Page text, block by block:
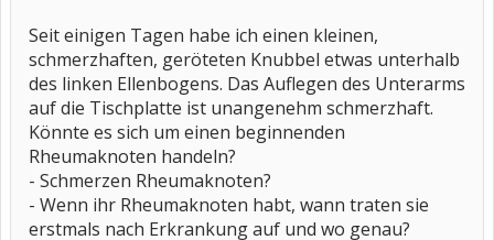
Seit einigen Tagen habe ich einen kleinen,
schmerzhaften, geröteten Knubbel etwas unterhalb
des linken Ellenbogens. Das Auflegen des Unterarms
auf die Tischplatte ist unangenehm schmerzhaft.
Könnte es sich um einen beginnenden
Rheumaknoten handeln?
- Schmerzen Rheumaknoten?
- Wenn ihr Rheumaknoten habt, wann traten sie
erstmals nach Erkrankung auf und wo genau?